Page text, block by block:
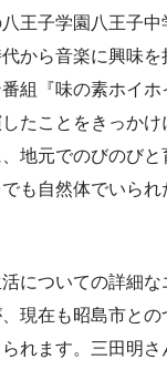
王子学園八王子
から音楽に興味
組『味の素ホイホ
たことをきっか
地元でのびのび
も自然体でいら
についての詳細
現在も昭島市と
れます。三田明さ